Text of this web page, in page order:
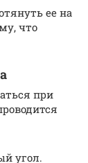
ее на
что
при
угол.